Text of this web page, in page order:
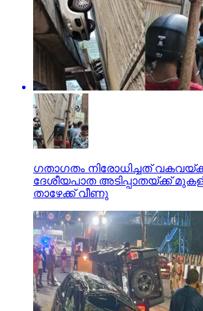
ഗതാഗതം നിരോധിച്ചത്
ദേശീയപാത അടിപ്പാതയ്ക്ക്
താഴേക്ക് വീണു